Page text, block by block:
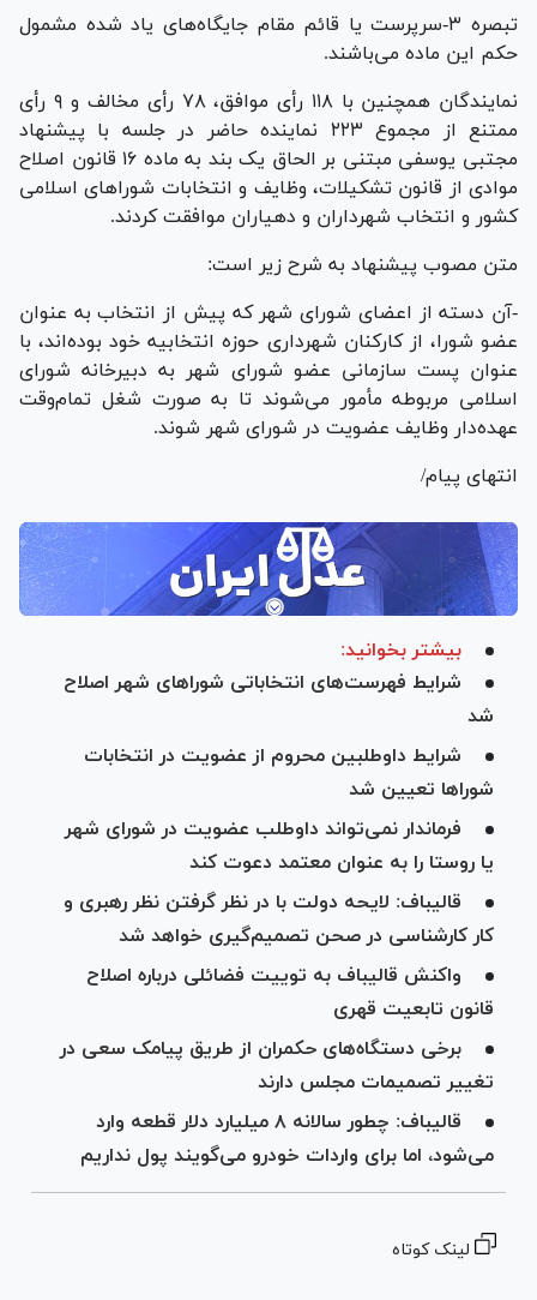
تبصره ۳-سرپرست یا قائم مقام جایگاه‌های یاد شده مشمول
حکم این ماده می‌باشند.
نمایندگان همچنین با ۱۱۸ رأی موافق، ۷۸ رأی مخالف و ۹ رأی
ممتنع از مجموع ۲۲۳ نماینده حاضر در جلسه با پیشنهاد
مجتبی یوسفی مبتنی بر الحاق یک بند به ماده ۱۶ قانون اصلاح
موادی از قانون تشکیلات، وظایف و انتخابات شورا‌های اسلامی
کشور و انتخاب شهرداران و دهیاران موافقت کردند.
متن مصوب پیشنهاد به شرح زیر است:
-آن دسته از اعضای شورای شهر که پیش از انتخاب به عنوان
عضو شورا، از کارکنان شهرداری حوزه انتخابیه خود بوده‌اند، با
عنوان پست سازمانی عضو شورای شهر به دبیرخانه شورای
اسلامی مربوطه مأمور می‌شوند تا به صورت شغل تمام‌وقت
عهده‌دار وظایف عضویت در شورای شهر شوند.
انتهای پیام/
بیشتر بخوانید:
شرایط فهرست‌های انتخاباتی شورا‌های شهر اصلاح
شد
شرایط داوطلبین محروم از عضویت در انتخابات
شورا‌ها تعیین شد
فرماندار نمی‌تواند داوطلب عضویت در شورای شهر
یا روستا را به عنوان معتمد دعوت کند
قالیباف: لایحه دولت با در نظر گرفتن نظر رهبری و
کار کارشناسی در صحن تصمیم‌گیری خواهد شد
واکنش قالیباف به توییت فضائلی درباره اصلاح
قانون تابعیت قهری
برخی دستگاه‌های حکمران از طریق پیامک سعی در
تغییر تصمیمات مجلس دارند
قالیباف: چطور سالانه ۸ میلیارد دلار قطعه وارد
می‌شود، اما برای واردات خودرو می‌گویند پول نداریم
لینک کوتاه